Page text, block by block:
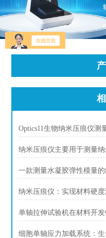
纳米压痕仪主要用于测量
一款测量水凝胶弹性模量
纳米压痕仪：实现材料硬
单轴拉伸试验机在材料开
细胞单轴应力加载系统：